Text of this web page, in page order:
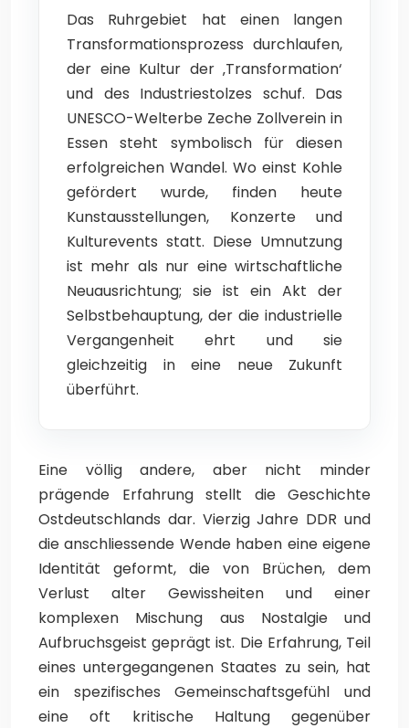
Das Ruhrgebiet hat einen langen
Transformationsprozess durchlaufen,
der eine Kultur der ‚Transformation‘
und des Industriestolzes schuf. Das
UNESCO-Welterbe Zeche Zollverein in
Essen steht symbolisch für diesen
erfolgreichen Wandel. Wo einst Kohle
gefördert wurde, finden heute
Kunstausstellungen, Konzerte und
Kulturevents statt. Diese Umnutzung
ist mehr als nur eine wirtschaftliche
Neuausrichtung; sie ist ein Akt der
Selbstbehauptung, der die industrielle
Vergangenheit ehrt und sie
gleichzeitig in eine neue Zukunft
überführt.
Eine völlig andere, aber nicht minder
prägende Erfahrung stellt die Geschichte
Ostdeutschlands dar. Vierzig Jahre DDR und
die anschliessende Wende haben eine eigene
Identität geformt, die von Brüchen, dem
Verlust alter Gewissheiten und einer
komplexen Mischung aus Nostalgie und
Aufbruchsgeist geprägt ist. Die Erfahrung, Teil
eines untergegangenen Staates zu sein, hat
ein spezifisches Gemeinschaftsgefühl und
eine oft kritische Haltung gegenüber